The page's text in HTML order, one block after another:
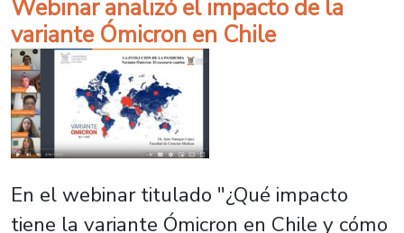
Webinar analizó el impacto de la
variante Ómicron en Chile
En el webinar titulado "¿Qué impacto
tiene la variante Ómicron en Chile y cómo